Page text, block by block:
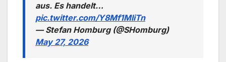
aus. Es handelt…
pic.twitter.com/Y8Mf1MliTn
— Stefan Homburg (@SHomburg)
May 27, 2026